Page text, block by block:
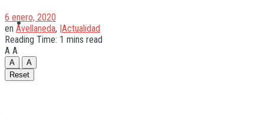
Quilmes
Varela
6 enero, 2020
en Avellaneda, |Actualidad
Reading Time: 1 mins read
A A
A
A
Reset